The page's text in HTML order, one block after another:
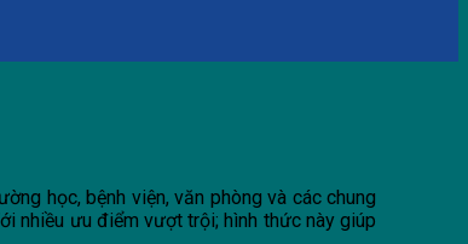
học, bệnh viện, văn phòng và các chung
nhiều ưu điểm vượt trội; hình thức này giúp